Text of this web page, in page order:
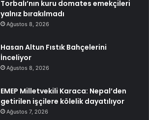
Torbalı’nın kuru domates emekçileri
yalnız bırakılmadı
Ağustos 8, 2026
Hasan Altun Fıstık Bahçelerini
İnceliyor
Ağustos 8, 2026
EMEP Milletvekili Karaca: Nepal’den
getirilen işçilere kölelik dayatılıyor
Ağustos 7, 2026